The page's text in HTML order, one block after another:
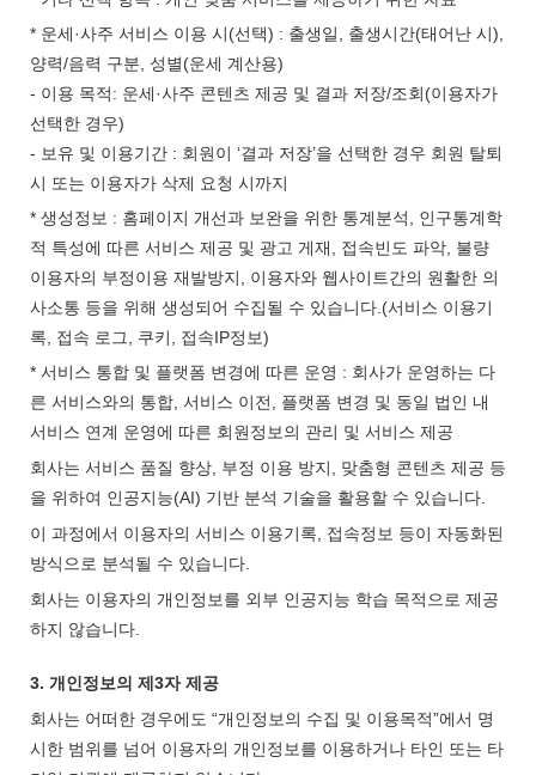
* 운세·사주 서비스 이용 시(선택) : 출생일, 출생시간(태어난 시),
양력/음력 구분, 성별(운세 계산용)
- 이용 목적: 운세·사주 콘텐츠 제공 및 결과 저장/조회(이용자가
선택한 경우)
- 보유 및 이용기간 : 회원이 ‘결과 저장’을 선택한 경우 회원 탈퇴
시 또는 이용자가 삭제 요청 시까지
* 생성정보 : 홈페이지 개선과 보완을 위한 통계분석, 인구통계학
적 특성에 따른 서비스 제공 및 광고 게재, 접속빈도 파악, 불량
이용자의 부정이용 재발방지, 이용자와 웹사이트간의 원활한 의
사소통 등을 위해 생성되어 수집될 수 있습니다.(서비스 이용기
록, 접속 로그, 쿠키, 접속IP정보)
* 서비스 통합 및 플랫폼 변경에 따른 운영 : 회사가 운영하는 다
른 서비스와의 통합, 서비스 이전, 플랫폼 변경 및 동일 법인 내
서비스 연계 운영에 따른 회원정보의 관리 및 서비스 제공
회사는 서비스 품질 향상, 부정 이용 방지, 맞춤형 콘텐츠 제공 등
을 위하여 인공지능(AI) 기반 분석 기술을 활용할 수 있습니다.
이 과정에서 이용자의 서비스 이용기록, 접속정보 등이 자동화된
방식으로 분석될 수 있습니다.
회사는 이용자의 개인정보를 외부 인공지능 학습 목적으로 제공
하지 않습니다.
3. 개인정보의 제3자 제공
회사는 어떠한 경우에도 “개인정보의 수집 및 이용목적”에서 명
시한 범위를 넘어 이용자의 개인정보를 이용하거나 타인 또는 타